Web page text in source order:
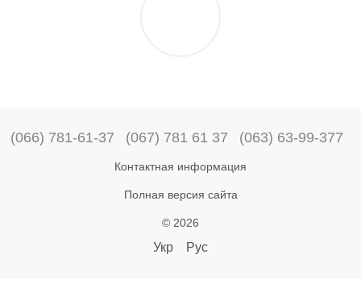
(066) 781-61-37 (067) 781 61 37 (063) 63-99-377
Контактная информация
Полная версия сайта
© 2026
Укр Рус